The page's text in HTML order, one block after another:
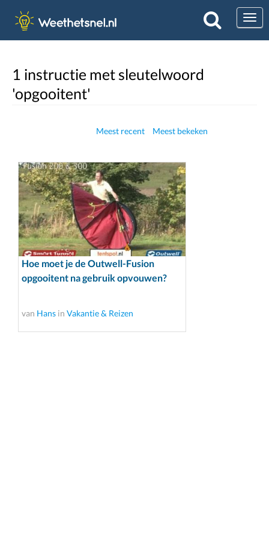
1 instructie met sleutelwoord
'opgooitent'
Meest recent Meest bekeken
Hoe moet je de Outwell-Fusion
opgooitent na gebruik opvouwen?
van Hans in Vakantie & Reizen